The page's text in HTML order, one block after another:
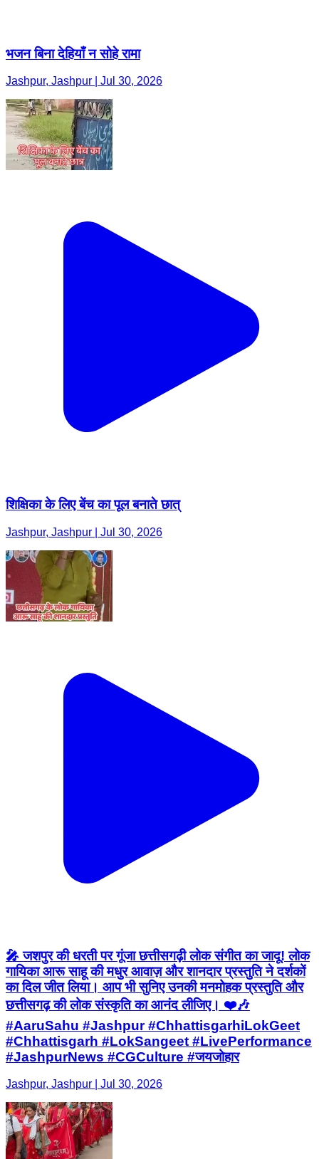
भजन बिना देहियाँ न सोहे रामा
Jashpur, Jashpur | Jul 30, 2026
शिक्षिका के लिए बेंच का पूल बनाते छात्
Jashpur, Jashpur | Jul 30, 2026
🎤 जशपुर की धरती पर गूंजा छत्तीसगढ़ी लोक संगीत का जादू! लोक
गायिका आरू साहू की मधुर आवाज़ और शानदार प्रस्तुति ने दर्शकों
का दिल जीत लिया। आप भी सुनिए उनकी मनमोहक प्रस्तुति और
छत्तीसगढ़ की लोक संस्कृति का आनंद लीजिए। ❤️🎶
#AaruSahu #Jashpur #ChhattisgarhiLokGeet
#Chhattisgarh #LokSangeet #LivePerformance
#JashpurNews #CGCulture #जयजोहार
Jashpur, Jashpur | Jul 30, 2026